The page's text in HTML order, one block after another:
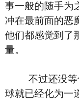
事一般的随手为
冲在最前面的恶
他们都感觉到了
量。
不过还没等他
球就已经化为一